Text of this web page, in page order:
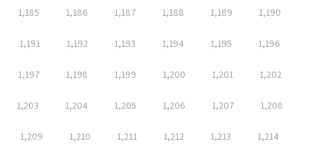
1,185 1,186 1,187 1,188 1,189 1,190
1,191 1,192 1,193 1,194 1,195 1,196
1,197 1,198 1,199 1,200 1,201 1,202
1,203 1,204 1,205 1,206 1,207 1,208
1,209 1,210 1,211 1,212 1,213 1,214